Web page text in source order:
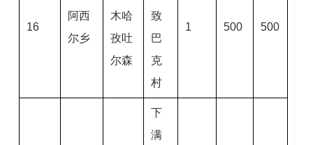
16
阿西
尔乡
木哈
孜吐
尔森
致
巴
克
村
1 500 500
下
满